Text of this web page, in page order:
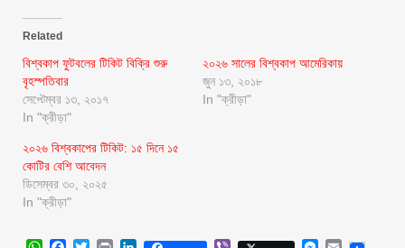
Related
বিশ্বকাপ ফুটবলের টিকিট বিক্রি শুরু
বৃহস্পতিবার
সেপ্টেম্বর ১৩, ২০১৭
In "ক্রীড়া"
২০২৬ সালের বিশ্বকাপ আমেরিকায়
জুন ১৩, ২০১৮
In "ক্রীড়া"
২০২৬ বিশ্বকাপের টিকিট: ১৫ দিনে ১৫
কোটির বেশি আবেদন
ডিসেম্বর ৩০, ২০২৫
In "ক্রীড়া"